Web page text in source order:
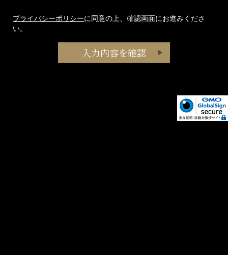
プライバシーポリシーに同意の上、確認画面にお進みくださ
い。